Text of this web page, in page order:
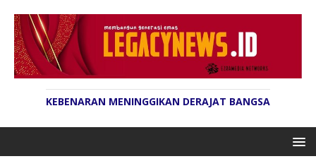
KEBENARAN MENINGGIKAN DERAJAT BANGSA